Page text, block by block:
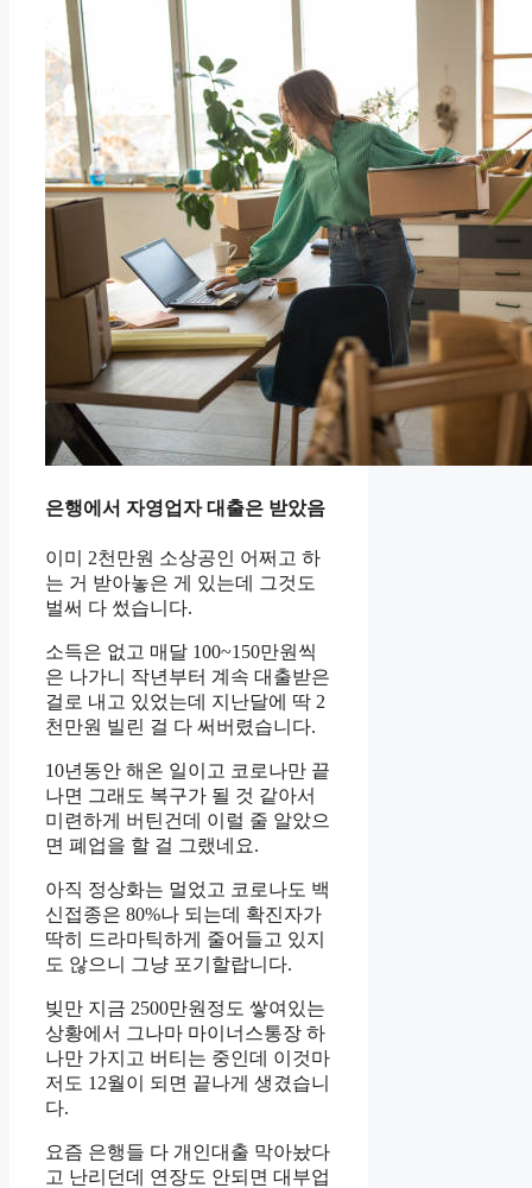
은행에서 자영업자 대출은 받았음
이미 2천만원 소상공인 어쩌고 하
는 거 받아놓은 게 있는데 그것도
벌써 다 썼습니다.
소득은 없고 매달 100~150만원씩
은 나가니 작년부터 계속 대출받은
걸로 내고 있었는데 지난달에 딱 2
천만원 빌린 걸 다 써버렸습니다.
10년동안 해온 일이고 코로나만 끝
나면 그래도 복구가 될 것 같아서
미련하게 버틴건데 이럴 줄 알았으
면 폐업을 할 걸 그랬네요.
아직 정상화는 멀었고 코로나도 백
신접종은 80%나 되는데 확진자가
딱히 드라마틱하게 줄어들고 있지
도 않으니 그냥 포기할랍니다.
빚만 지금 2500만원정도 쌓여있는
상황에서 그나마 마이너스통장 하
나만 가지고 버티는 중인데 이것마
저도 12월이 되면 끝나게 생겼습니
다.
요즘 은행들 다 개인대출 막아놨다
고 난리던데 연장도 안되면 대부업